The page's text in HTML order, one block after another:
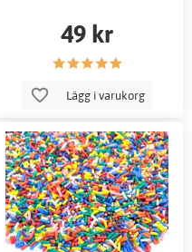
49 kr
Lägg i varukorg